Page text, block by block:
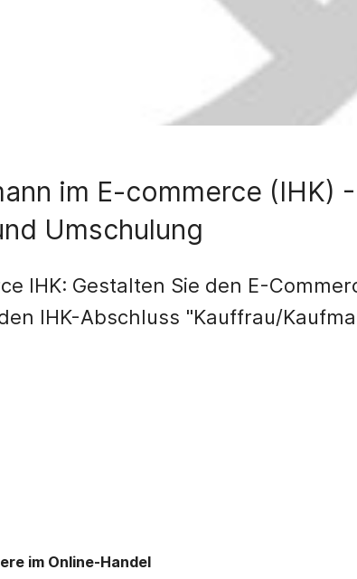
im E-commerce (IHK) -
Umschulung
IHK: Gestalten Sie den E-
IHK-Abschluss "Kauffrau/
im Online-Handel